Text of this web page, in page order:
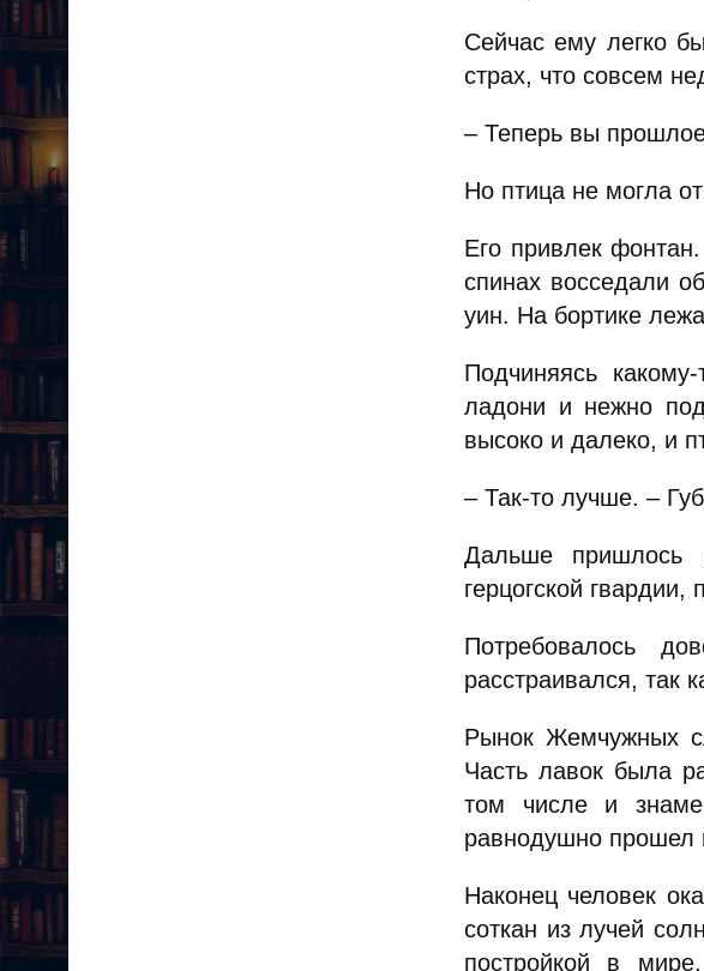
Сейчас ему легко
страх, что совсем
– Теперь вы
Но птица не могла
Его привлек
спинах восседали
уин. На бортике
Подчиняясь
ладони и нежно
высоко и далеко, и
– Так-то лучше. –
Дальше пришлось
герцогской
Потребовалось
расстраивался, так
Рынок Жемчужных
Часть лавок была
том числе и
равнодушно прошел
Наконец человек
соткан из лучей
постройкой в